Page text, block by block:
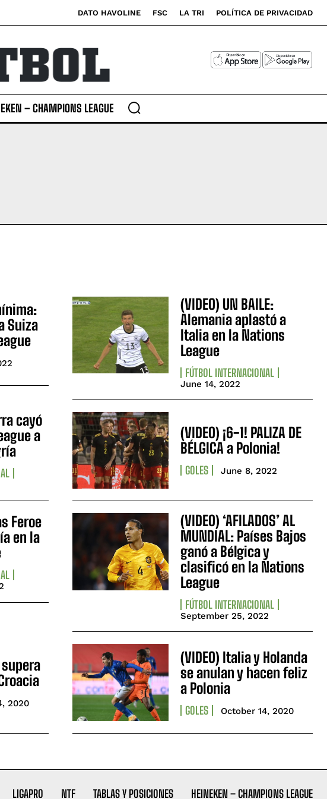
DATO HAVOLINE FSC LA TRI POLÍTICA DE PRIVACIDAD
– CHAMPIONS LEAGUE
Suiza
(VIDEO) UN BAILE:
Alemania aplastó a
Italia en la Nations
League
FÚTBOL INTERNACIONAL
June 14, 2022
cayó
a
(VIDEO) ¡6-1! PALIZA DE
BÉLGICA a Polonia!
GOLES June 8, 2022
Feroe
en la
(VIDEO) ‘AFILADOS’ AL
MUNDIAL: Países Bajos
ganó a Bélgica y
clasificó en la Nations
League
FÚTBOL INTERNACIONAL
September 25, 2022
supera
2020
(VIDEO) Italia y Holanda
se anulan y hacen feliz
a Polonia
GOLES October 14, 2020
LIGAPRO NTF TABLAS Y POSICIONES HEINEKEN – CHAMPIONS LEAGUE